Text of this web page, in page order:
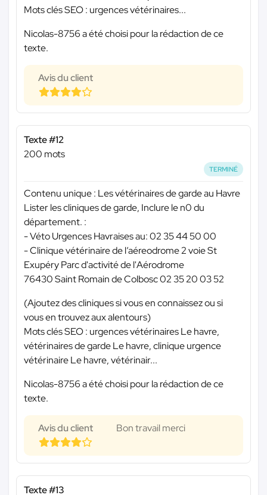
Mots clés SEO : urgences vétérinaires...
Nicolas-8756 a été choisi pour la rédaction de ce
texte.
Avis du client
Texte #12
200 mots
TERMINÉ
Contenu unique : Les vétérinaires de garde au Havre
Lister les cliniques de garde, Inclure le n0 du
département. :
- Véto Urgences Havraises au: 02 35 44 50 00
- Clinique vétérinaire de l’aéreodrome 2 voie St
Exupéry Parc d'activité de l'Aérodrome
76430 Saint Romain de Colbosc 02 35 20 03 52
(Ajoutez des cliniques si vous en connaissez ou si
vous en trouvez aux alentours)
Mots clés SEO : urgences vétérinaires Le havre,
vétérinaires de garde Le havre, clinique urgence
vétérinaire Le havre, vétérinair...
Nicolas-8756 a été choisi pour la rédaction de ce
texte.
Avis du client Bon travail merci
Texte #13